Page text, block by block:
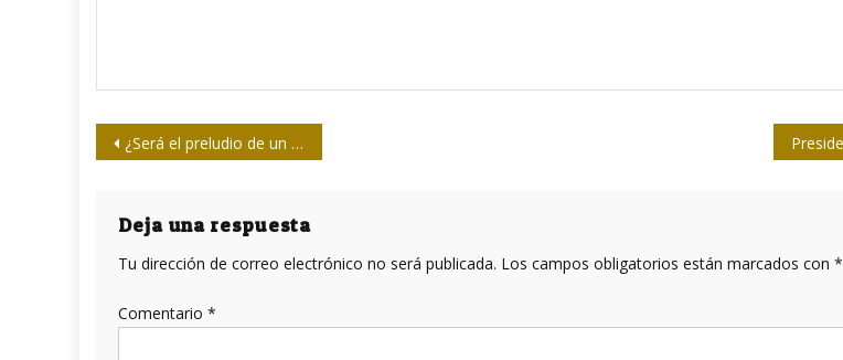
Navegación
entradas
¿Será el preludio de un nuevo Irak 2003?
Deja una respuesta
Tu dirección de correo electrónico no será publicada. Los campos obligatorios están marcados con *
Comentario *